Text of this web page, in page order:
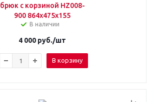
брюк с корзиной HZ008-
900 864х475х155
В наличии
4 000 руб./шт
В корзину